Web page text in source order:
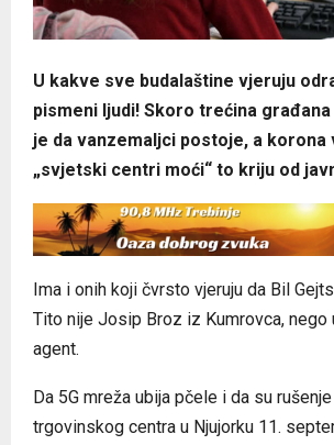
U kakve sve budalaštine vjeruju
pismeni ljudi! Skoro trećina
je da vanzemaljci postoje, a korona
„svjetski centri moći“ to kriju od
Ima i onih koji čvrsto vjeruju da Bil
Tito nije Josip Broz iz Kumrovca, nego
agent.
Da 5G mreža ubija pčele i da su
trgovinskog centra u Njujorku 11.